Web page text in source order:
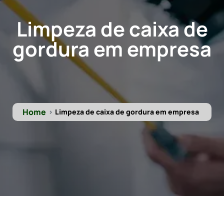
Limpeza de caixa de
gordura em empresa
Home Limpeza de caixa de gordura em empresa